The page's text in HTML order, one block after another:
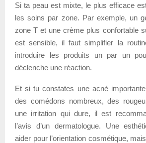
Si ta peau est mixte, le plus efficace
les soins par zone. Par exemple, un
zone T et une crème plus confortable
est sensible, il faut simplifier la
introduire les produits un par un
déclenche une réaction.
Et si tu constates une acné
des comédons nombreux, des
une irritation qui dure, il est
l’avis d’un dermatologue. Une
aider pour l’orientation cosmétique,